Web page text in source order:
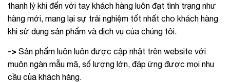
thanh lý khi đến với tay khách hàng luôn đạt tình trạng như
hàng mới, mang lại sự trải nghiệm tốt nhất cho khách hàng
khi sử dụng sản phẩm và dịch vụ của chúng tôi.
-> Sản phẩm luôn luôn được cập nhật trên website với
muôn ngàn mẫu mã, số lượng lớn, đáp ứng được mọi nhu
cầu của khách hàng.